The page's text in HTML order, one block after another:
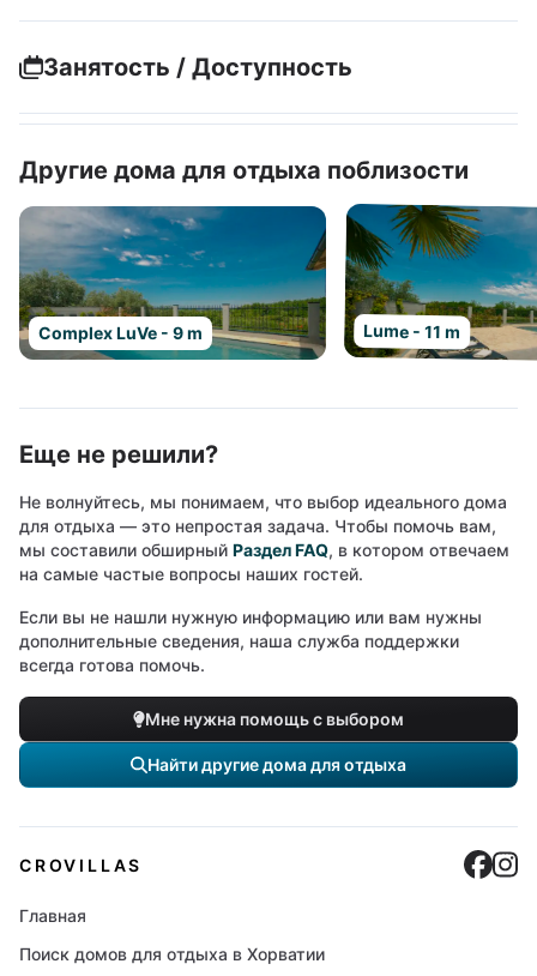
Занятость / Доступность
Другие дома для отдыха поблизости
Complex LuVe - 9 m Lume - 11 m
Еще не решили?
Не волнуйтесь, мы понимаем, что выбор идеального дома
для отдыха — это непростая задача. Чтобы помочь вам,
мы составили обширный Раздел FAQ, в котором отвечаем
на самые частые вопросы наших гостей.
Если вы не нашли нужную информацию или вам нужны
дополнительные сведения, наша служба поддержки
всегда готова помочь.
Мне нужна помощь с выбором
Найти другие дома для отдыха
CROVILLAS
Главная
Поиск домов для отдыха в Хорватии